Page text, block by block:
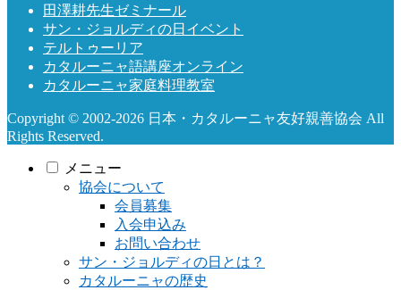
田澤耕先生ゼミナール
サン・ジョルディの日イベント
テルトゥーリア
カタルーニャ語講座オンライン
カタルーニャ家庭料理教室
Copyright © 2002-2026 日本・カタルーニャ友好親善協会 All
Rights Reserved.
メニュー
協会について
会員募集
入会申込み
お問い合わせ
サン・ジョルディの日とは？
カタルーニャの歴史